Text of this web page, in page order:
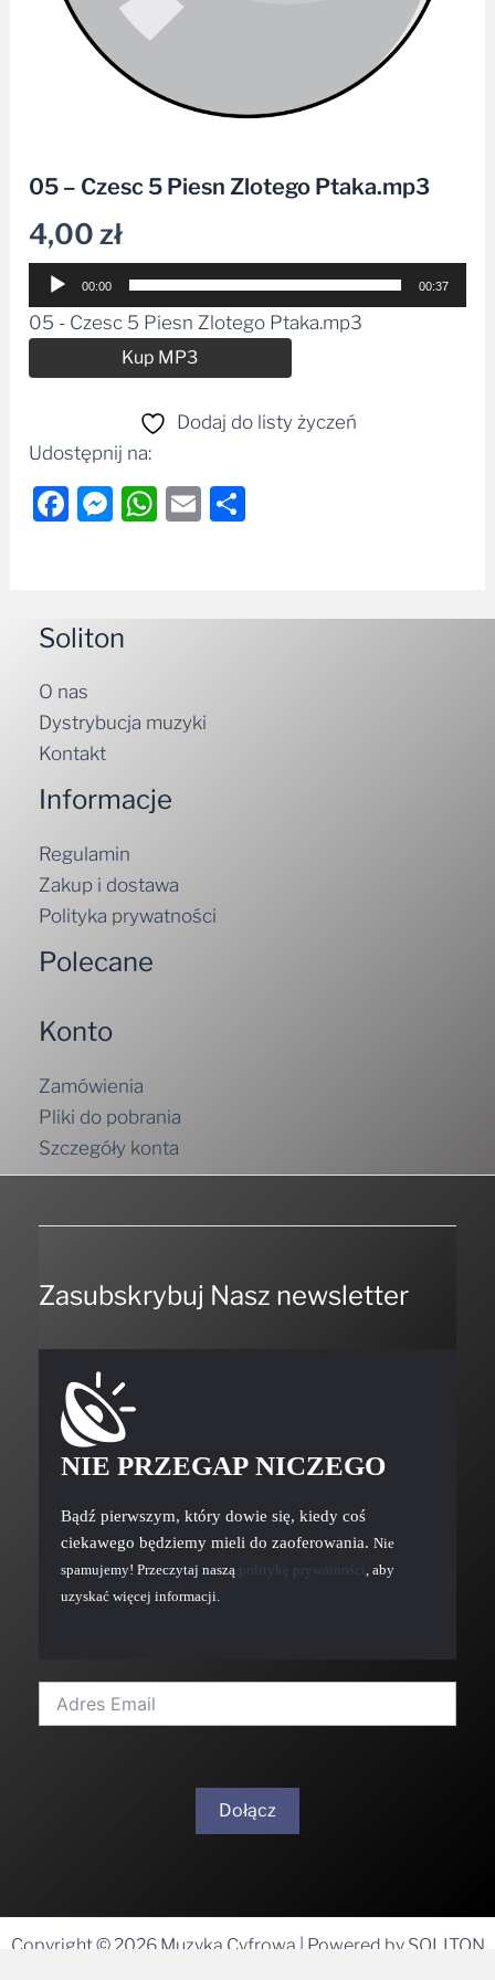
05 – Czesc 5 Piesn Zlotego Ptaka.mp3
4,00zł
Odtwarzacz
plików
dźwiękowych
00:00 00:37
05 - Czesc 5 Piesn Zlotego Ptaka.mp3
Kup MP3
Dodaj do listy życzeń
Udostępnij na:
Facebook
Messenger
WhatsApp
Email
Soliton
O nas
Dystrybucja muzyki
Kontakt
Informacje
Regulamin
Zakup i dostawa
Polityka prywatności
Polecane
Konto
Zamówienia
Pliki do pobrania
Szczegóły konta
Zasubskrybuj Nasz newsletter
NIE PRZEGAP NICZEGO
Bądź pierwszym, który dowie się, kiedy coś
ciekawego będziemy mieli do zaoferowania. Nie
spamujemy! Przeczytaj naszą politykę prywatności, aby
uzyskać więcej informacji.
Dołącz
Copyright © 2026 Muzyka Cyfrowa | Powered by SOLITON